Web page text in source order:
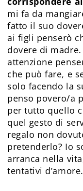
mi fa da
fatto il suo
ai figli penserò
dovere di
attenzione
che può fare, e
solo facendo la
penso povero/a
per tutto quello
quel gesto di
regalo non
pretenderlo? Io
arranca nella
tentativi d’amore.